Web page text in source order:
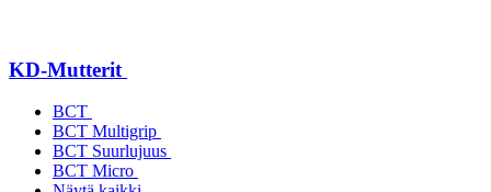
KD-Mutterit
BCT
BCT Multigrip
BCT Suurlujuus
BCT Micro